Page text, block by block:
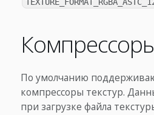
По умолчанию
компрессоры текстур.
при загрузке файла